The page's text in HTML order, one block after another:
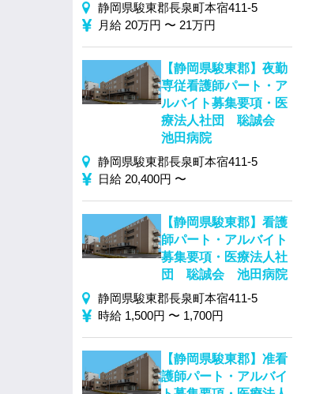
静岡県駿東郡長泉町本宿411-5
月給 20万円 〜 21万円
【静岡県駿東郡】夜勤
専従看護師パート・ア
ルバイト募集要項・医
療法人社団 聡誠会
池田病院
静岡県駿東郡長泉町本宿411-5
日給 20,400円 〜
【静岡県駿東郡】看護
師パート・アルバイト
募集要項・医療法人社
団 聡誠会 池田病院
静岡県駿東郡長泉町本宿411-5
時給 1,500円 〜 1,700円
【静岡県駿東郡】准看
護師パート・アルバイ